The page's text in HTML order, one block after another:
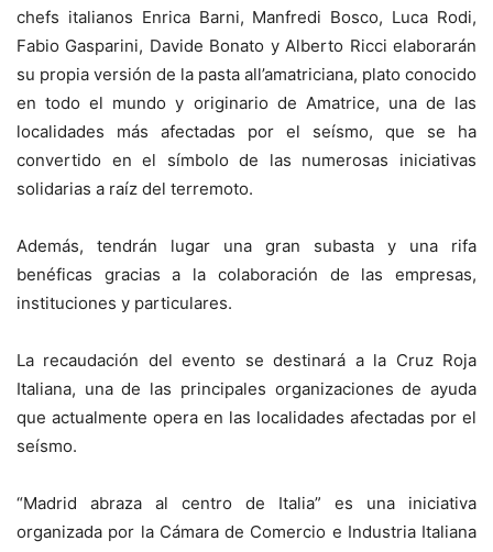
chefs italianos Enrica Barni, Manfredi Bosco, Luca Rodi,
Fabio Gasparini, Davide Bonato y Alberto Ricci elaborarán
su propia versión de la pasta all’amatriciana, plato conocido
en todo el mundo y originario de Amatrice, una de las
localidades más afectadas por el seísmo, que se ha
convertido en el símbolo de las numerosas iniciativas
solidarias a raíz del terremoto.
Además, tendrán lugar una gran subasta y una rifa
benéficas gracias a la colaboración de las empresas,
instituciones y particulares.
La recaudación del evento se destinará a la Cruz Roja
Italiana, una de las principales organizaciones de ayuda
que actualmente opera en las localidades afectadas por el
seísmo.
“Madrid abraza al centro de Italia” es una iniciativa
organizada por la Cámara de Comercio e Industria Italiana